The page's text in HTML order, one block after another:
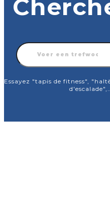
Products
search
Essayez "tapis de fitness",
d'escalade",…